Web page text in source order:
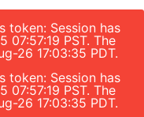
token: Session has
07:57:19 PST. The
26 17:03:35 PDT.
token: Session has
07:57:19 PST. The
26 17:03:35 PDT.